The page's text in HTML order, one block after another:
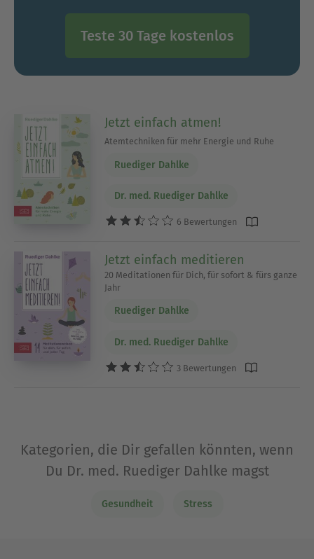
Teste 30 Tage kostenlos
Jetzt einfach atmen!
Atemtechniken für mehr Energie und Ruhe
Ruediger Dahlke
Dr. med. Ruediger Dahlke
6 Bewertungen
Jetzt einfach meditieren
20 Meditationen für Dich, für sofort & fürs ganze
Jahr
Ruediger Dahlke
Dr. med. Ruediger Dahlke
3 Bewertungen
Kategorien, die Dir gefallen könnten, wenn
Du Dr. med. Ruediger Dahlke magst
Gesundheit Stress